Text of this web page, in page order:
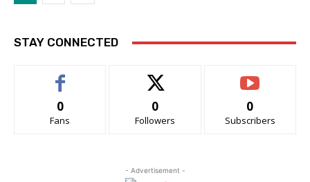
STAY CONNECTED
0
Fans
0
Followers
0
Subscribers
- Advertisement -